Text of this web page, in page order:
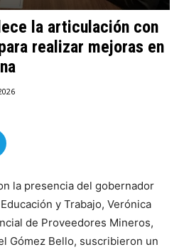
la articulación con
realizar mejoras en
la presencia del gobernador
y Trabajo, Verónica
de Proveedores Mineros,
Gómez Bello, suscribieron un